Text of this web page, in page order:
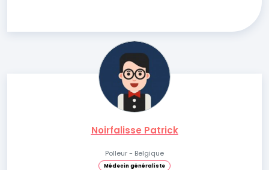
Noirfalisse Patrick
Polleur - Belgique
Médecin généraliste